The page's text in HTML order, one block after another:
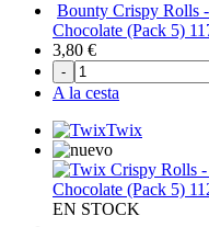
Bounty Crispy Rolls
Chocolate (Pack 5)
3,80 €
-
A la cesta
Twix
EN STOCK